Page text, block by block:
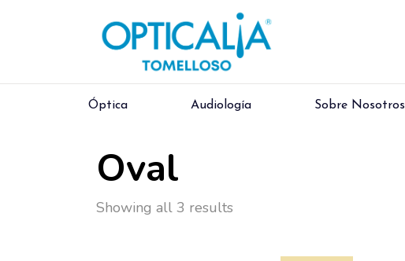
Óptica Audiología Sobre Nosotros
Oval
Showing all 3 results